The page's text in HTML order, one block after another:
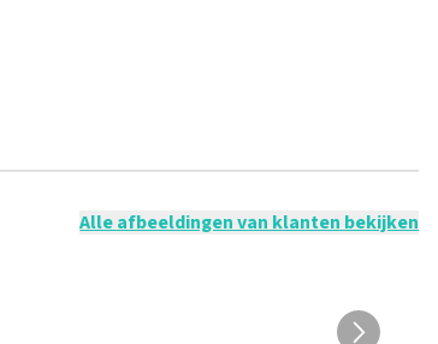
een review achter te laten als je geen tickets
Alle afbeeldingen van klanten bekijken